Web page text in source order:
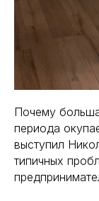
Почему
периода
выступил
типичных